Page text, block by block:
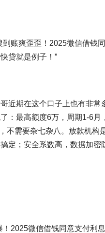
账爽歪歪！2025微信借钱
贷就是例子！”
近期在这个口子上也有非常
：最高额度6万，周期1-6月
不需要杂七杂八。放款机构
定；安全系数高，数据加密
2025微信借钱同意支付利息